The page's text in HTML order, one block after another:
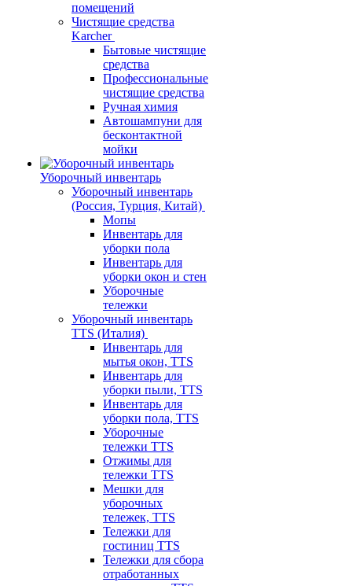
помещений
Чистящие средства
Karcher
Бытовые чистящие
средства
Профессиональные
чистящие средства
Ручная химия
Автошампуни для
бесконтактной
мойки
Уборочный инвентарь
Уборочный инвентарь
(Россия, Турция, Китай)
Мопы
Инвентарь для
уборки пола
Инвентарь для
уборки окон и стен
Уборочные
тележки
Уборочный инвентарь
TTS (Италия)
Инвентарь для
мытья окон, TTS
Инвентарь для
уборки пыли, TTS
Инвентарь для
уборки пола, TTS
Уборочные
тележки TTS
Отжимы для
тележки TTS
Мешки для
уборочных
тележек, TTS
Тележки для
гостиниц TTS
Тележки для сбора
отработанных